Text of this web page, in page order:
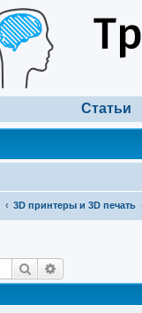
Статьи
3D принтеры и 3D печать
Поиск